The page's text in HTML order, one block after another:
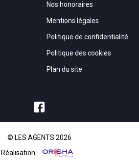
Nos honoraires
Mentions légales
Politique de confidentialité
Politique des cookies
Plan du site
© LES AGENTS 2026
Réalisation